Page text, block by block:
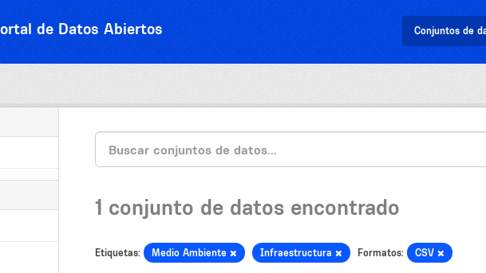
de Datos Abiertos Conjuntos de
1 conjunto de datos encontrado
Etiquetas: Medio Ambiente Infraestructura Formatos: CSV